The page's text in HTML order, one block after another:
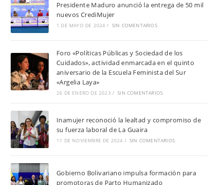
Presidente Maduro anunció la entrega de 50 mil
nuevos CrediMujer
1 DE MAYO DE 2024 / SIN COMENTARIOS
Foro «Políticas Públicas y Sociedad de los
Cuidados», actividad enmarcada en el quinto
aniversario de la Escuela Feminista del Sur
«Argelia Laya»
26 DE ENERO DE 2023 / SIN COMENTARIOS
Inamujer reconoció la lealtad y compromiso de
su fuerza laboral de La Guaira
11 DE NOVIEMBRE DE 2024 / SIN COMENTARIOS
Gobierno Bolivariano impulsa formación para
promotoras de Parto Humanizado